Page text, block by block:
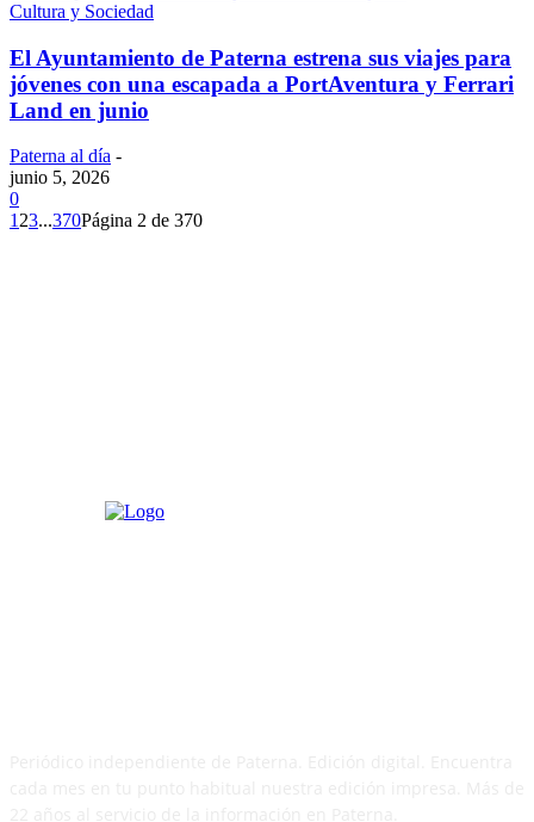
Cultura y Sociedad
El Ayuntamiento de Paterna estrena sus viajes para
jóvenes con una escapada a PortAventura y Ferrari
Land en junio
Paterna al día -
junio 5, 2026
0
1 23...370Página 2 de 370